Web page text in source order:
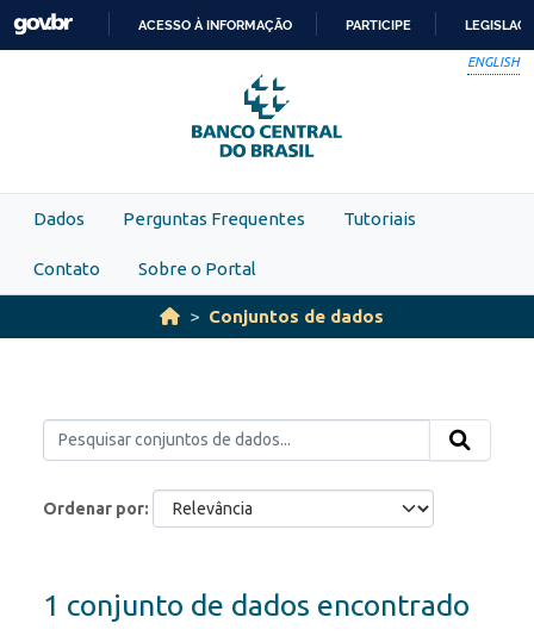
Skip to main content
PARA
O
CONTEÚDO
ACESSO À INFORMAÇÃO PARTICIPE
ENGLISH
Dados Perguntas Frequentes Tutoriais
Contato Sobre o Portal
Conjuntos de dados
Ordenar por
1 conjunto de dados encontrado